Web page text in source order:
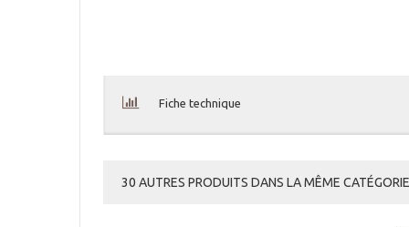
Fiche technique
30 AUTRES PRODUITS DANS LA MÊME